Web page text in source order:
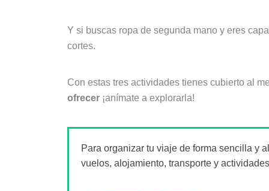
Y si buscas ropa de segunda mano y eres
cortes.
Con estas tres actividades tienes cubierto al
ofrecer ¡anímate a explorarla!
Para organizar tu viaje de forma sencilla y
vuelos, alojamiento, transporte y